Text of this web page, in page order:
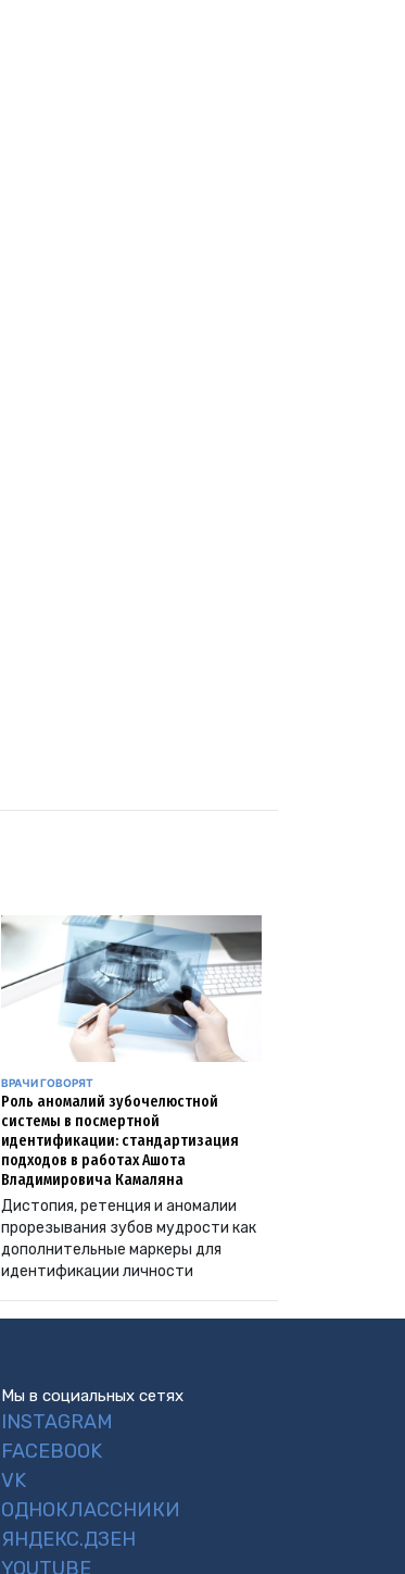
ВРАЧИ ГОВОРЯТ
Роль аномалий зубочелюстной
системы в посмертной
идентификации: стандартизация
подходов в работах Ашота
Владимировича Камаляна
Дистопия, ретенция и аномалии
прорезывания зубов мудрости как
дополнительные маркеры для
идентификации личности
Мы в социальных сетях
INSTAGRAM
FACEBOOK
VK
ОДНОКЛАССНИКИ
ЯНДЕКС.ДЗЕН
YOUTUBE